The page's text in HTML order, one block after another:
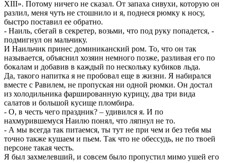
XIII». Потому ничего не сказал. От запаха сивухи, которую он
разлил, меня чуть не стошнило и я, поднеся рюмку к носу,
быстро поставил ее обратно.
- Наиль, сбегай в секретер, возьми, что под руку попадется, -
подмигнул он мальчику.
И Наильчик принес доминиканский ром. То, что он так
называется, объяснил хозяин немного позже, разливая его по
бокалам и добавив в каждый по нескольку кубиков льда.
Да, такого напитка я не пробовал еще в жизни. Я набирался
вместе с Равилем, не пропуская ни одной рюмки. Он достал
из холодильника фаршированную курицу, два три вида
салатов и большой кусище пломбира.
- О, в честь чего праздник? – удивился я. И по
нахмурившемуся Наилю понял, что ляпнул не то.
- А мы всегда так питаемся, ты тут не при чем и без тебя мы
точно также кушаем и пьем. Так что не обессудь, не по твоей
персоне такая честь.
Я был захмелевший, и совсем было пропустил мимо ушей его